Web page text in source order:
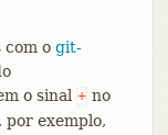
com o git-
o sinal + no
por exemplo,